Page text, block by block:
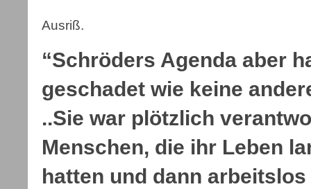
Ausriß.
“Schröders Agenda aber
geschadet wie keine
..Sie war plötzlich
Menschen, die ihr Leben
hatten und dann